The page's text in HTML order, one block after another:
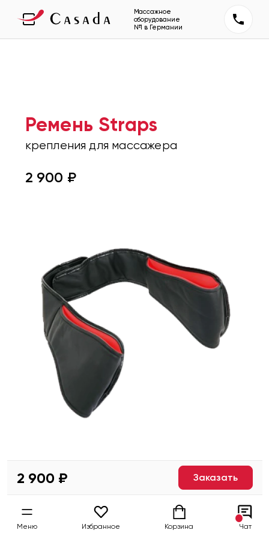
Массажное
оборудование
№1 в Германии
Ремень Straps
крепления для массажера
2 900 ₽
2 900 ₽ Заказать
Меню Избранное Корзина Чат